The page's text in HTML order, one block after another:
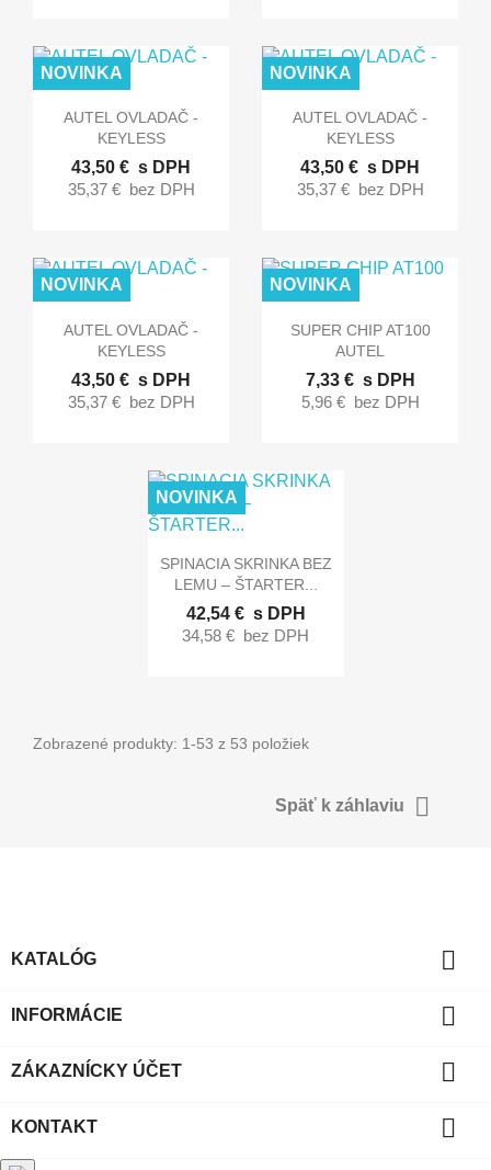
 Rýchly náhľad
AUTEL OVLADAČ -
KEYLESS
43,50 € s DPH
35,37 € bez DPH
NOVINKA
 Rýchly náhľad
AUTEL OVLADAČ -
KEYLESS
43,50 € s DPH
35,37 € bez DPH
NOVINKA
 Rýchly náhľad
AUTEL OVLADAČ -
KEYLESS
43,50 € s DPH
35,37 € bez DPH
NOVINKA
 Rýchly náhľad
SUPER CHIP AT100
AUTEL
7,33 € s DPH
5,96 € bez DPH
NOVINKA
 Rýchly náhľad
SPINACIA SKRINKA BEZ
LEMU – ŠTARTER...
42,54 € s DPH
34,58 € bez DPH
NOVINKA
Zobrazené produkty: 1-53 z 53 položiek
Späť k záhlaviu 
KATALÓG 
INFORMÁCIE 
ZÁKAZNÍCKY ÚČET 
KONTAKT 